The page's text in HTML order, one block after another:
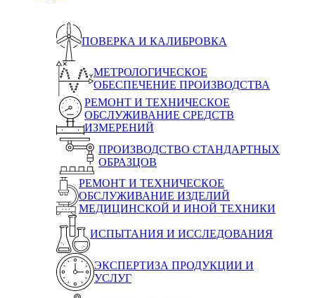
ПОВЕРКА И КАЛИБРОВКА
МЕТРОЛОГИЧЕСКОЕ
ОБЕСПЕЧЕНИЕ ПРОИЗВОДСТВА
РЕМОНТ И ТЕХНИЧЕСКОЕ
ОБСЛУЖИВАНИЕ СРЕДСТВ
ИЗМЕРЕНИЙ
ПРОИЗВОДСТВО СТАНДАРТНЫХ
ОБРАЗЦОВ
РЕМОНТ И ТЕХНИЧЕСКОЕ
ОБСЛУЖИВАНИЕ ИЗДЕЛИЙ
МЕДИЦИНСКОЙ И ИНОЙ ТЕХНИКИ
ИСПЫТАНИЯ И ИССЛЕДОВАНИЯ
ЭКСПЕРТИЗА ПРОДУКЦИИ И
УСЛУГ